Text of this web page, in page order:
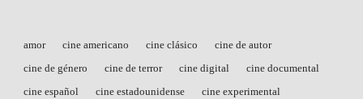
amor cine americano cine clásico
cine de autor
cine de género
cine de terror cine digital
cine documental
cine español
cine estadounidense
cine experimental